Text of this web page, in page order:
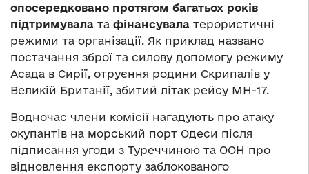
опосередковано протягом багатьох років
підтримувала та фінансувала терористичні
режими та організації. Як приклад названо
постачання зброї та силову допомогу режиму
Асада в Сирії, отруєння родини Скрипалів у
Великій Британії, збитий літак рейсу МН-17.
Водночас члени комісії нагадують про атаку
окупантів на морський порт Одеси після
підписання угоди з Туреччиною та ООН про
відновлення експорту заблокованого